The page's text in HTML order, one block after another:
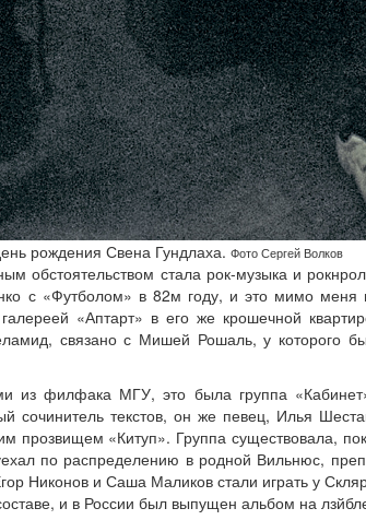
рождения Свена Гундлаха. Фото Сергей Волков
обстоятельством стала рок-музыка и
с «Футболом» в 82м году, и это мимо
«Аптарт» в его же крошечной
связано с Мишей Рошаль, у которого
из филфака МГУ, это была группа
сочинитель текстов, он же певец, Илья
прозвищем «Китуп». Группа существовала,
по распределению в родной Вильнюс,
Никонов и Саша Маликов стали играть у
и в России был выпущен альбом на